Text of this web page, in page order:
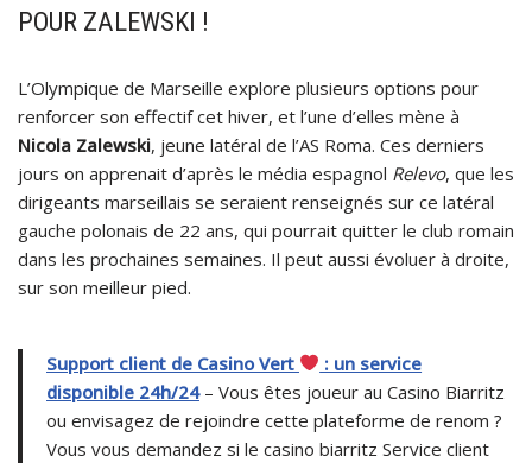
POUR ZALEWSKI !
L’Olympique de Marseille explore plusieurs options pour
renforcer son effectif cet hiver, et l’une d’elles mène à
Nicola Zalewski, jeune latéral de l’AS Roma. Ces derniers
jours on apprenait d’après le média espagnol Relevo, que les
dirigeants marseillais se seraient renseignés sur ce latéral
gauche polonais de 22 ans, qui pourrait quitter le club romain
dans les prochaines semaines. Il peut aussi évoluer à droite,
sur son meilleur pied.
Support client de Casino Vert
: un service
disponible 24h/24– Vous êtes joueur au Casino Biarritz
ou envisagez de rejoindre cette plateforme de renom ?
Vous vous demandez si le casino biarritz Service client